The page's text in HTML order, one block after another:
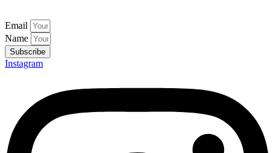
Email
Name
Subscribe
Instagram